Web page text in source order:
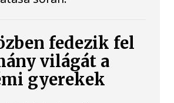
fedezik fel
világát a
gyerekek